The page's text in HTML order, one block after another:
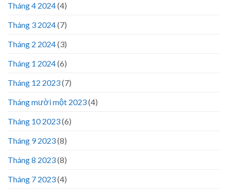
Tháng 4 2024(4)
Tháng 3 2024(7)
Tháng 2 2024(3)
Tháng 1 2024(6)
Tháng 12 2023(7)
Tháng mười một 2023(4)
Tháng 10 2023(6)
Tháng 9 2023(8)
Tháng 8 2023(8)
Tháng 7 2023(4)